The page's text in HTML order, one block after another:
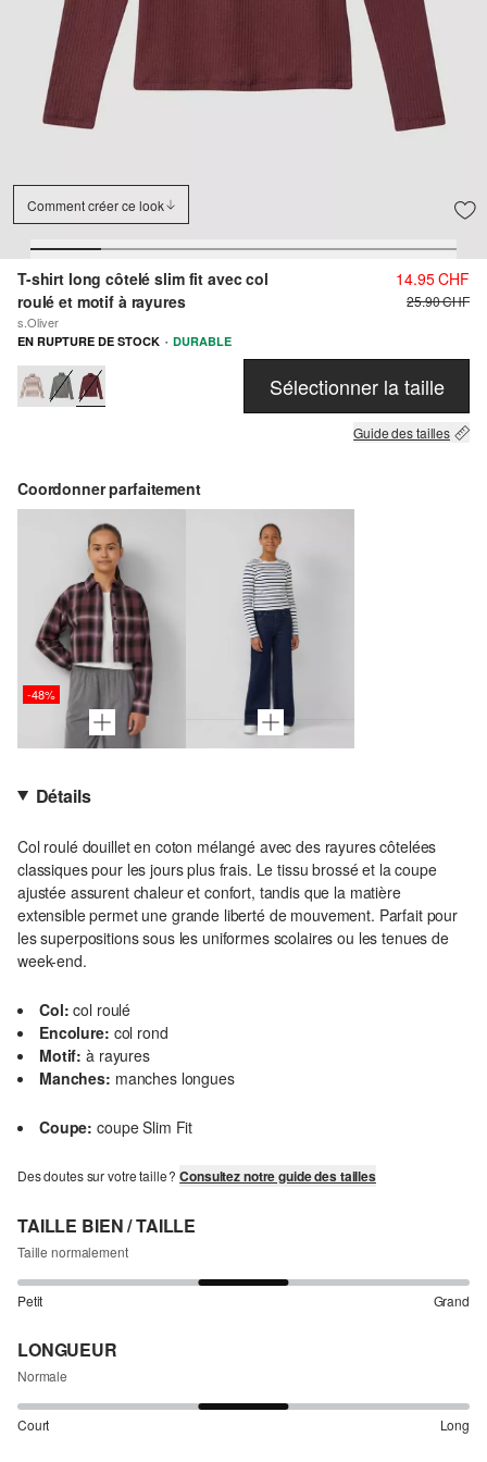
Comment créer ce look
T-shirt long côtelé slim fit avec col
roulé et motif à rayures
s.Oliver
14.95 CHF
25.90 CHF
EN RUPTURE DE STOCK · DURABLE
Sélectionner la taille
Guide des tailles
Coordonner parfaitement
-48%
Détails
Col roulé douillet en coton mélangé avec des rayures côtelées
classiques pour les jours plus frais. Le tissu brossé et la coupe
ajustée assurent chaleur et confort, tandis que la matière
extensible permet une grande liberté de mouvement. Parfait pour
les superpositions sous les uniformes scolaires ou les tenues de
week-end.
Col: col roulé
Encolure: col rond
Motif: à rayures
Manches: manches longues
Coupe: coupe Slim Fit
Des doutes sur votre taille ?Consultez notre guide des tailles
TAILLE BIEN / TAILLE
Taille normalement
Petit Grand
LONGUEUR
Normale
Court Long